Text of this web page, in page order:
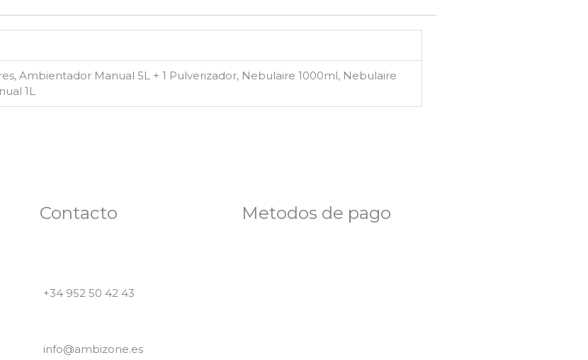
Ambientador Manual 5L + 1 Pulverizador, Nebulaire 1000ml, Nebulaire
1L
Contacto
+34 952 50 42 43
info@ambizone.es
Metodos de pago